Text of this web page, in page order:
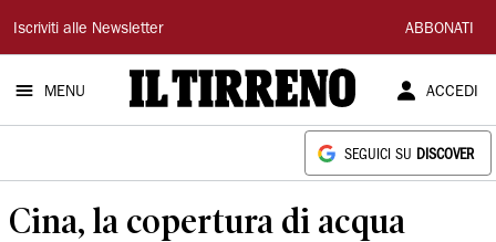
Il
Tirreno
Iscriviti alle Newsletter ABBONATI
MENU ACCEDI
SEGUICI SU DISCOVER
Cina, la copertura di acqua